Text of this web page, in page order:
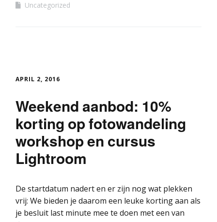
Uncategorized
APRIL 2, 2016
Weekend aanbod: 10%
korting op fotowandeling
workshop en cursus
Lightroom
De startdatum nadert en er zijn nog wat plekken
vrij: We bieden je daarom een leuke korting aan als
je besluit last minute mee te doen met een van